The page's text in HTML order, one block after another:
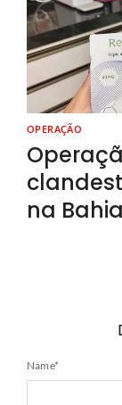
OPERAÇÃO
na Bahia
Name*